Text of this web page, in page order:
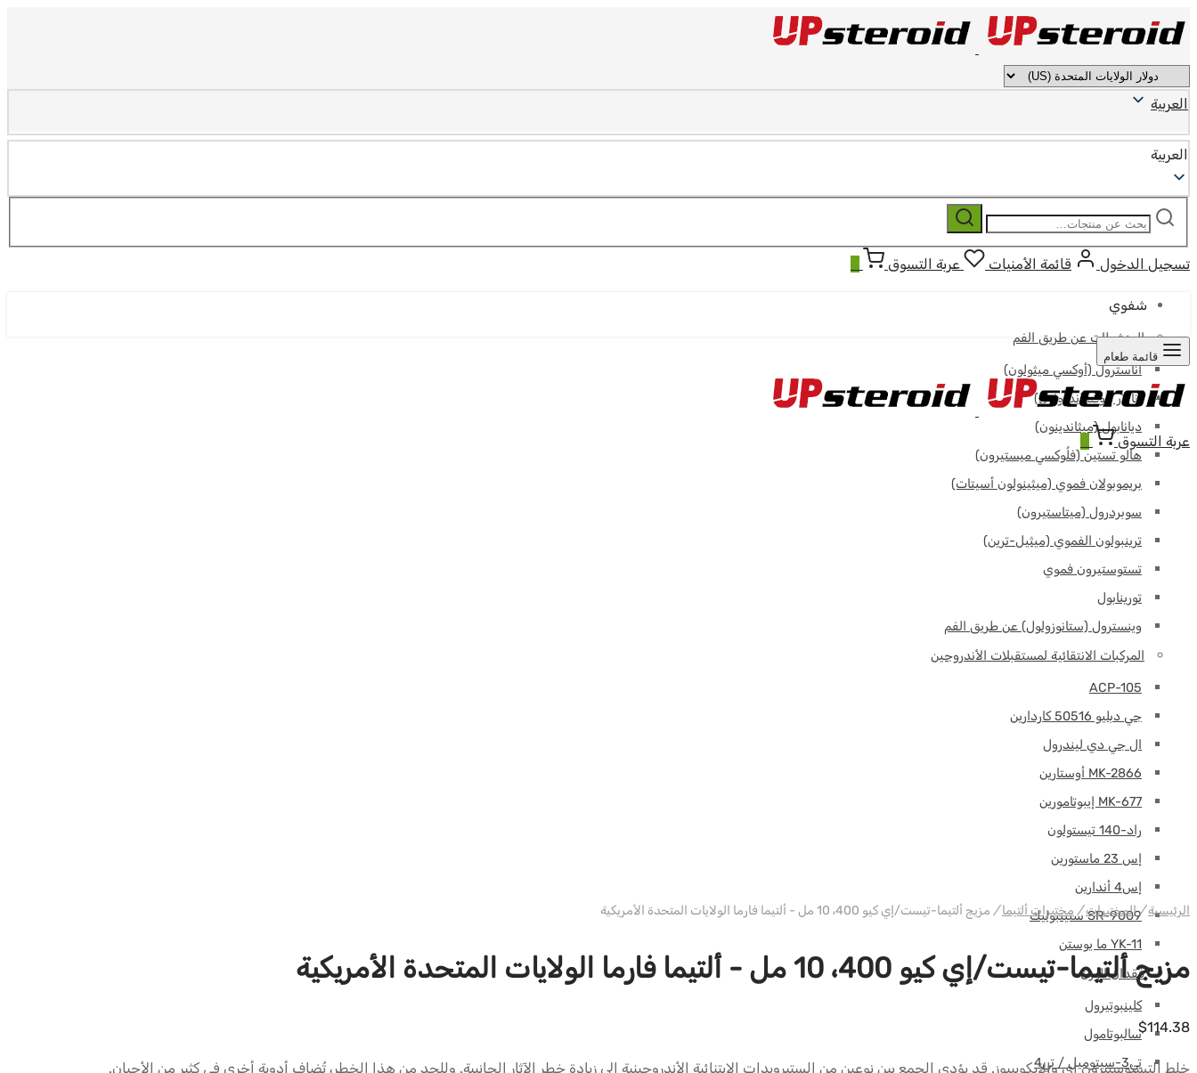
العربية
العربية
ابحث
بحث
تسجيل الدخول قائمة الأمنيات عربة التسوق
شفوي
المنشطات عن طريق الفم
أناسترول (أوكسي ميثولون)
أناوار (أوكساندرولون)
ديانابول (ميثاندينون)
هالو تستين (فلُوكسي ميستيرون)
بريموبولان فموي (ميثينولون أسيتات)
سوبردرول (ميتاستيرون)
ترينبولون الفموي (ميثيل-ترين)
تستوستيرون فموي
تورينابول
وينسترول (ستانوزولول) عن طريق الفم
المركبات الانتقائية لمستقبلات الأندروجين
ACP-105
جي دبليو 50516 كاردارين
ال جي دي ليندرول
MK-2866 أوستارين
MK-677 إيبوتامورين
راد-140 تيستولون
إس 23 ماستورين
إس4 أندارين
SR-9009 ستينبوليك
YK-11 ما يوستن
فقدان الوزن
كلينبوتيرول
سالبوتامول
تي3-سيتوميل / تي4
قائمة طعام
عربة التسوق
الرئيسية /المختبرات / مختبرات ألتيما / مزيج ألتيما-تيست/إي كيو 400، 10 مل - ألتيما فارما الولايات المتحدة الأمريكية
مزيج ألتيما-تيست/إي كيو 400، 10 مل - ألتيما فارما الولايات المتحدة الأمريكية
$114.38
خلط التستوستيرون إي والإيكويبيوز. قد يؤدي الجمع بين نوعين من الستيرويدات الابتنائية الأندروجينية إلى زيادة خطر الآثار الجانبية. وللحد من هذا الخطر، تُضاف أدوية أخرى في كثير من الأحيان.